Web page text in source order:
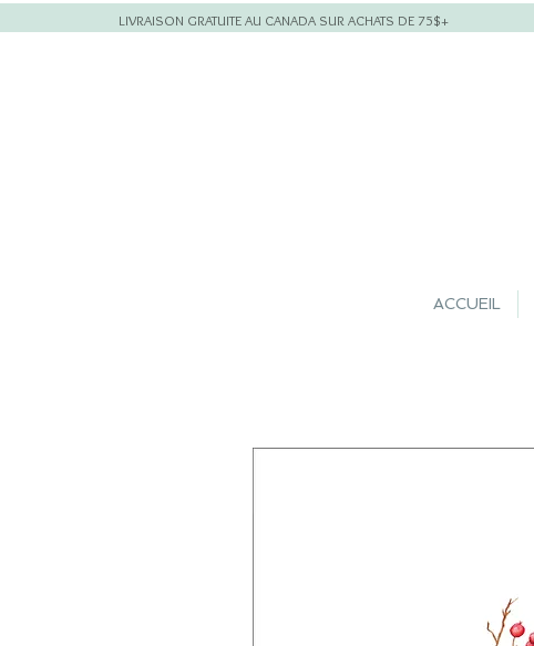
LIVRAISON GRATUITE AU CANADA SUR ACHATS DE 75$+
ACCUEIL